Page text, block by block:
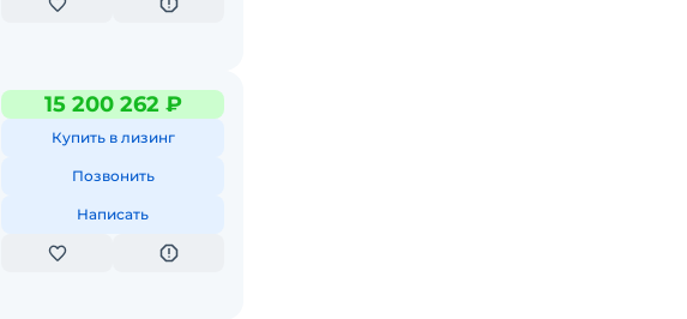
15 200 262 ₽
Купить в лизинг
Позвонить
Написать